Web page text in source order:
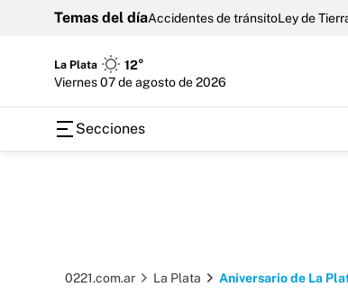
Temas del díaAccidentes de tránsitoLey de
La Plata
12°
viernes 07 de agosto de 2026
Secciones
0221.com.ar La Plata Aniversario de La